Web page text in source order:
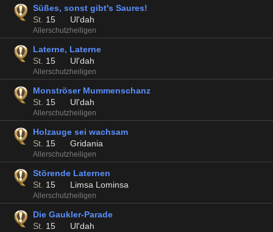
Süßes, sonst gibt's Saures!
St. 15 Ul'dah
Allerschutzheiligen
Laterne, Laterne
St. 15 Ul'dah
Allerschutzheiligen
Monströser Mummenschanz
St. 15 Ul'dah
Allerschutzheiligen
Holzauge sei wachsam
St. 15 Gridania
Allerschutzheiligen
Störende Laternen
St. 15 Limsa Lominsa
Allerschutzheiligen
Die Gaukler-Parade
St. 15 Ul'dah